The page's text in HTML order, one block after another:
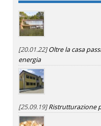
[20.01.22]Oltre la casa
energia
[25.09.19]Ristrutturazione